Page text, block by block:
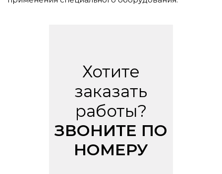
Хотите
заказать
работы?
ЗВОНИТЕ ПО
НОМЕРУ